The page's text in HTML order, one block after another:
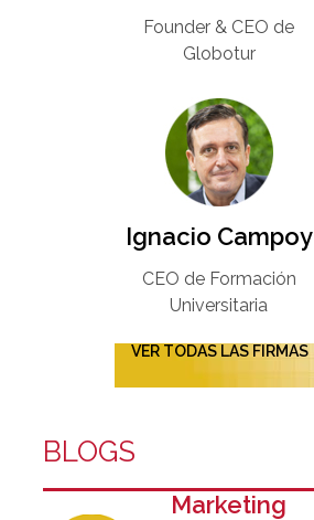
Founder & CEO de
Globotur​
Ignacio Campoy​
CEO de Formación
Universitaria​
VER TODAS LAS FIRMAS
BLOGS
Marketing